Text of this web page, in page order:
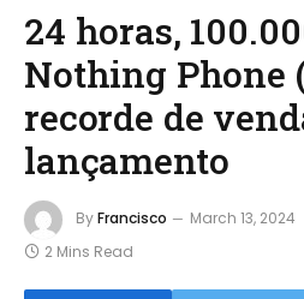
24 horas,
Nothing Phone
recorde de
lançamento
ByFrancisco March 13, 2024
2 Mins Read